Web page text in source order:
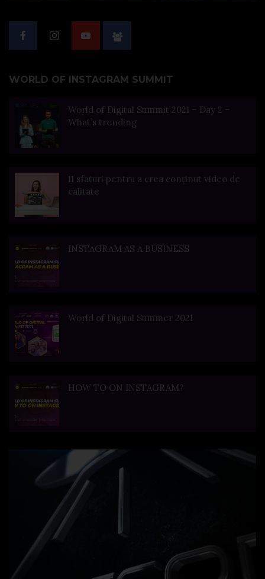
WORLD OF INSTAGRAM SUMMIT
World of Digital Summit 2021 – Day 2 –
What’s trending
11 sfaturi pentru a crea conținut video de
calitate
INSTAGRAM AS A BUSINESS
World of Digital Summer 2021
HOW TO ON INSTAGRAM?